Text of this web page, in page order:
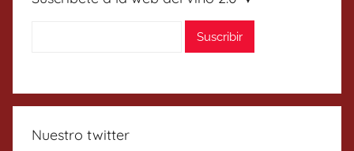
Nuestro twitter